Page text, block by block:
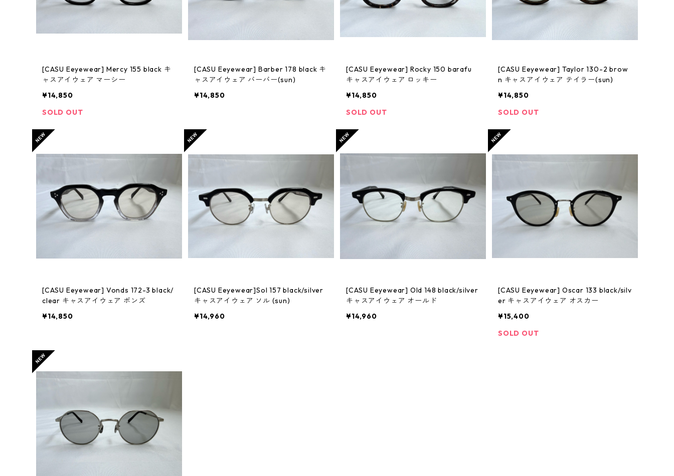
[CASU Eeyewear] Mercy 155 black キ
ャスアイウェア マーシー
¥14,850
SOLD OUT
[CASU Eeyewear] Barber 178 black キ
ャスアイウェア バーバー(sun)
¥14,850
[CASU Eeyewear] Rocky 150 barafu
キャスアイウェア ロッキー
¥14,850
SOLD OUT
[CASU Eeyewear] Taylor 130-2 brow
n キャスアイウェア テイラー(sun)
¥14,850
SOLD OUT
[CASU Eeyewear] Vonds 172-3 black/
clear キャスアイウェア ボンズ
¥14,850
[CASU Eeyewear]Sol 157 black/silver
キャスアイウェア ソル (sun)
¥14,960
[CASU Eeyewear] Old 148 black/silver
キャスアイウェア オールド
¥14,960
[CASU Eeyewear] Oscar 133 black/silv
er キャスアイウェア オスカー
¥15,400
SOLD OUT